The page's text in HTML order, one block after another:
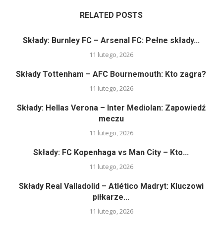
RELATED POSTS
Składy: Burnley FC – Arsenal FC: Pełne składy...
11 lutego, 2026
Składy Tottenham – AFC Bournemouth: Kto zagra?
11 lutego, 2026
Składy: Hellas Verona – Inter Mediolan: Zapowiedź
meczu
11 lutego, 2026
Składy: FC Kopenhaga vs Man City – Kto...
11 lutego, 2026
Składy Real Valladolid – Atlético Madryt: Kluczowi
piłkarze...
11 lutego, 2026